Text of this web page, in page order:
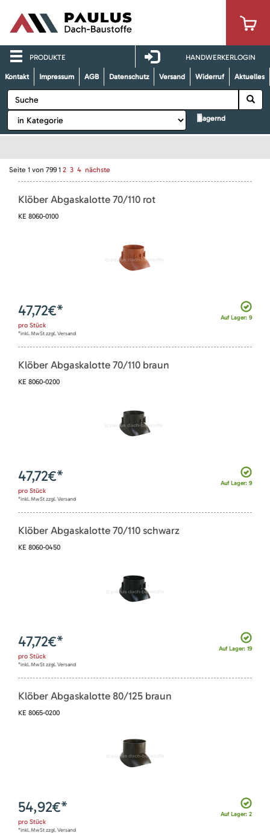
PRODUKTE HANDWERKERLOGIN
Kontakt Impressum AGB Datenschutz Versand Widerruf Aktuelles
lagernd
Seite 1 von 799 1 2 3 4 nächste
Klöber Abgaskalotte 70/110 rot
KE 8060-0100
Auf Lager: 9
47,72€*
pro Stück
*inkl. MwSt zzgl. Versand
Klöber Abgaskalotte 70/110 braun
KE 8060-0200
Auf Lager: 9
47,72€*
pro Stück
*inkl. MwSt zzgl. Versand
Klöber Abgaskalotte 70/110 schwarz
KE 8060-0450
Auf Lager: 19
47,72€*
pro Stück
*inkl. MwSt zzgl. Versand
Klöber Abgaskalotte 80/125 braun
KE 8065-0200
Auf Lager: 2
54,92€*
pro Stück
*inkl. MwSt zzgl. Versand